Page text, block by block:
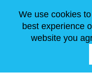
NOTIZIE
ARTICOLI
ABOUT
FAQ
We use cookies
best experience
website you